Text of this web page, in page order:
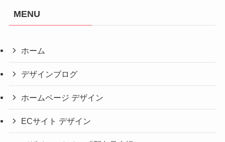
MENU
ホーム
デザインブログ
ホームページ デザイン
ECサイト デザイン